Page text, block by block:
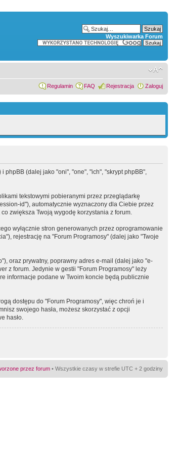
Wyszukiwarka Forum
Regulamin FAQ Rejestracja Zaloguj
phpBB (dalej jako "oni", "one", "ich", "skrypt phpBB",
tekstowymi pobieranymi przez przeglądarkę
id"), automatycznie wyznaczony dla Ciebie przez
zwiększa Twoją wygodę korzystania z forum.
wyłącznie stron generowanych przez oprogramowanie
rejestrację na "Forum Programosy" (dalej jako "Twoje
oraz prywatny, poprawny adres e-mail (dalej jako "e-
z forum. Jedynie w gestii "Forum Programosy" leży
informacje podane w Twoim koncie będą publicznie
dostępu do "Forum Programosy", więc chroń je i
swojego hasła, możesz skorzystać z opcji
hasło.
przez forum • Wszystkie czasy w strefie UTC + 2 godziny